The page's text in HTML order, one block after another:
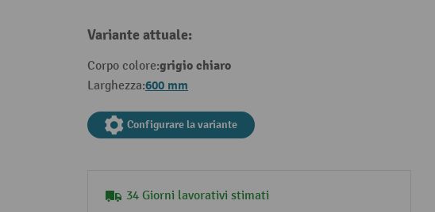
Variante attuale:
Corpo colore:grigio chiaro
Larghezza:600 mm
Configurare la variante
34 Giorni lavorativi stimati